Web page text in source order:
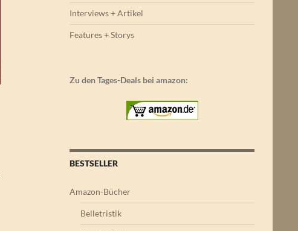
Interviews + Artikel
Features + Storys
Zu den Tages-Deals bei amazon:
BESTSELLER
Amazon-Bücher
Belletristik